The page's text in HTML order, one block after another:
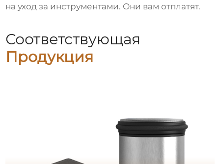
на уход за инструментами. Они вам отплатят.
Соответствующая
Продукция